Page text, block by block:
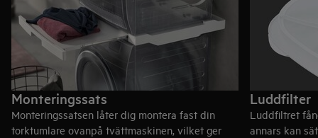
Monteringssats
Monteringssatsen låter dig montera fast din
torktumlare ovanpå tvättmaskinen, vilket ger
Luddfilter
Luddfiltret
annars kan